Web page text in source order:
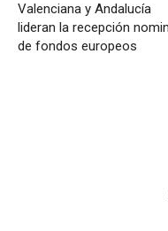
Valenciana y Andalucía
lideran la recepción
de fondos europeos